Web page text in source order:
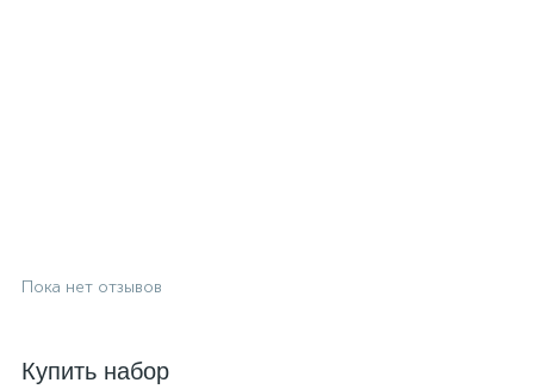
Пока нет отзывов
Купить набор